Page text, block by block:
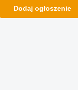
Dodaj ogłoszenie